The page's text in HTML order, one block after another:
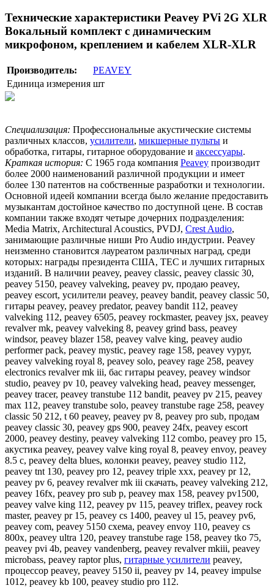
Технические характеристики Peavey PVi 2G XLR
Вокальный комплект с динамическим
микрофоном, креплением и кабелем XLR-XLR
Производитель:
PEAVEY
Единица измерения шт
Специализация: Профессиональные акустические системы
различных классов, усилители, микшерные пульты и
обработка, гитары, гитарное оборудование и аксессуары.
Краткая история: С 1965 года компания Peavey производит
более 2000 наименований различной продукции и имеет
более 130 патентов на собственные разработки и технологии.
Основной идеей компании всегда было желание предоставить
музыкантам достойное качество по доступной цене. В состав
компании также входят четыре дочерних подразделения:
Media Matrix, Architectural Acoustics, PVDJ, Crest Audio,
занимающие различные ниши Pro Audio индустрии. Peavey
неизменно становится лауреатом различных наград, среди
которых: награды президента США, TEC и лучших гитарных
изданий. В наличии peavey, peavey classic, peavey classic 30,
peavey 5150, peavey valveking, peavey pv, продаю peavey,
peavey escort, усилители peavey, peavey bandit, peavey classic 50,
гитары peavey, peavey predator, peavey bandit 112, peavey
valveking 112, peavey 6505, peavey rockmaster, peavey jsx, peavey
revalver mk, peavey valveking 8, peavey grind bass, peavey
windsor, peavey blazer 158, peavey valve king, peavey audio
performer pack, peavey mystic, peavey rage 158, peavey vypyr,
peavey valveking royal 8, peavey solo, peavey rage 258, peavey
electronics revalver mk iii, бас гитары peavey, peavey windsor
studio, peavey pv 10, peavey valveking head, peavey messenger,
peavey tracer, peavey transtube 112 bandit, peavey pv 215, peavey
max 112, peavey transtube solo, peavey transtube rage 258, peavey
classic 50 212, t 60 peavey, peavey pv 8, peavey pro sub, продам
peavey classic 30, peavey gps 900, peavey 24fx, peavey escort
2000, peavey destiny, peavey valveking 112 combo, peavey pro 15,
акустика peavey, peavey valve king royal 8, peavey envoy, peavey
8.5 c, peavey delta blues, колонки peavey, peavey studio 112,
peavey tnt 130, peavey pro 12, peavey triple xxx, peavey pr 12,
peavey pv 6, peavey revalver mk iii скачать, peavey valveking 212,
peavey 16fx, peavey pro sub p, peavey max 158, peavey pv1500,
peavey valve king 112, peavey pv 115, peavey triflex, peavey rock
master, peavey pr 15, peavey cs 1400, peavey ul 15, peavey pv6,
peavey com, peavey 5150 схема, peavey envoy 110, peavey cs
800x, peavey ultra 120, peavey transtube rage 158, peavey tko 75,
peavey pvi 4b, peavey vandenberg, peavey revalver mkiii, peavey
microbass, peavey raptor plus, гитарные усилители peavey,
процессор peavey, peavey 5150 ii, peavey pv 14, peavey impulse
1012, peavey kb 100, peavey studio pro 112.